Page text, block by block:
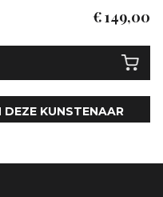
€149,00
DEZE KUNSTENAAR